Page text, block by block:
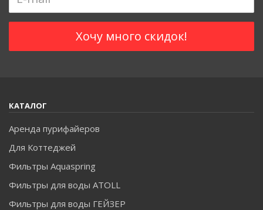
КАТАЛОГ
Аренда пурифайеров
Для Коттеджей
Фильтры Aquaspring
Фильтры для воды ATOLL
Фильтры для воды ГЕЙЗЕР